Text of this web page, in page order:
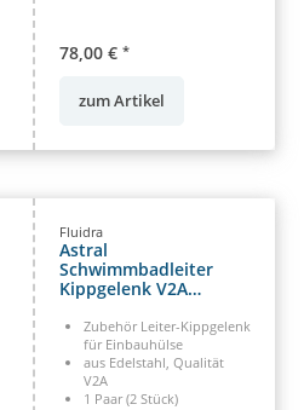
78,00 € *
zum Artikel
Fluidra
Astral
Schwimmbadleiter
Kippgelenk V2A
Zubehör Leiter-Kippgelenk
für Einbauhülse
aus Edelstahl, Qualität
V2A
1 Paar (2 Stück)